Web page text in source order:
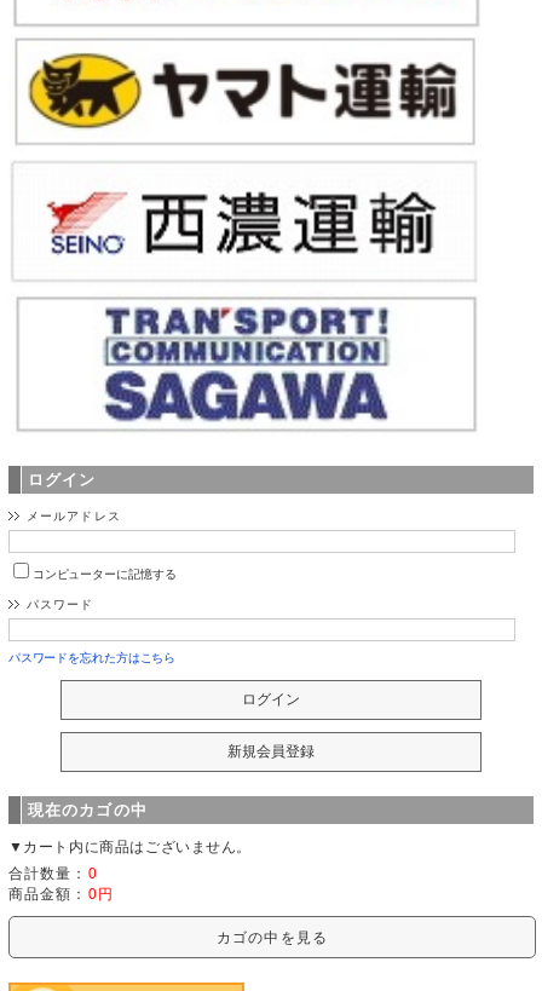
ログイン
メールアドレス
コンピューターに記憶する
パスワード
パスワードを忘れた方はこちら
現在のカゴの中
▼カート内に商品はございません。
合計数量： 0
商品金額： 0円
カゴの中を見る